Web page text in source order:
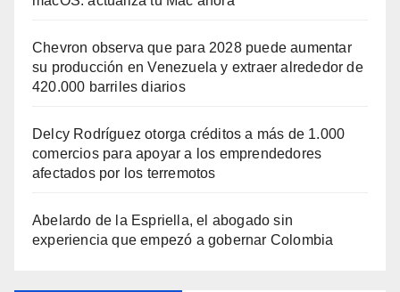
Chevron observa que para 2028 puede aumentar
su producción en Venezuela y extraer alrededor de
420.000 barriles diarios
Delcy Rodríguez otorga créditos a más de 1.000
comercios para apoyar a los emprendedores
afectados por los terremotos
Abelardo de la Espriella, el abogado sin
experiencia que empezó a gobernar Colombia